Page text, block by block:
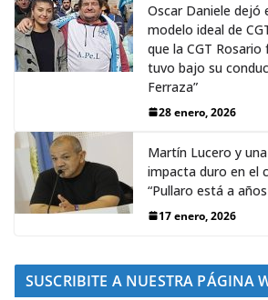
Oscar Daniele dejó
modelo ideal de
que la CGT
tuvo bajo su
Ferraza”
28 enero, 2026
Martín Lucero y
impacta duro en el
“Pullaro está a
17 enero, 2026
SUSCRIBITE A NUESTRA PÁGINA